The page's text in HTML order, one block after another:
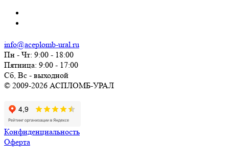
info@aceplomb-ural.ru
Пн - Чт: 9:00 - 18:00
Пятница: 9:00 - 17:00
Сб, Вc - выходной
© 2009-2026 АСПЛОМБ-УРАЛ
Конфиденциальность
Оферта